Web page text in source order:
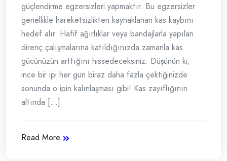
güçlendirme egzersizleri yapmaktır. Bu egzersizler
genellikle hareketsizlikten kaynaklanan kas kaybını
hedef alır. Hafif ağırlıklar veya bandajlarla yapılan
direnç çalışmalarına katıldığınızda zamanla kas
gücünüzün arttığını hissedeceksiniz. Düşünün ki;
ince bir ipi her gün biraz daha fazla çektiğinizde
sonunda o ipin kalınlaşması gibi! Kas zayıflığının
altında [...]
Read More